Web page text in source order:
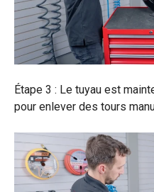
Étape 3 : Le tuyau est
pour enlever des tours